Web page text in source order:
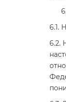
6.1.
6.2.